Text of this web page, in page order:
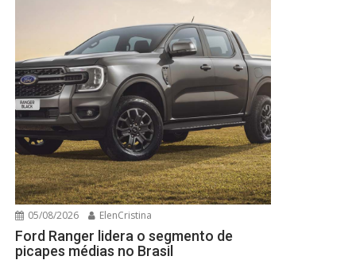
05/08/2026 ElenCristina
Ford Ranger lidera o segmento de
picapes médias no Brasil